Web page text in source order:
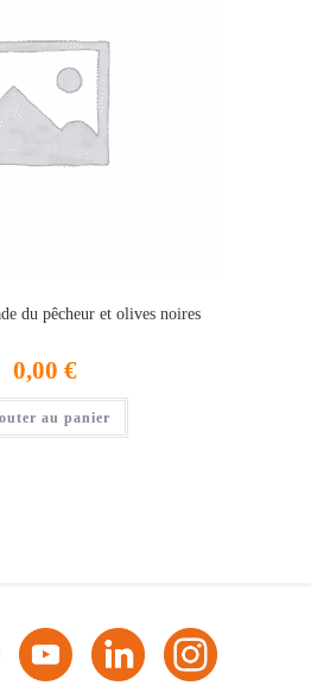
du pêcheur et olives noires
0,00 €
au panier